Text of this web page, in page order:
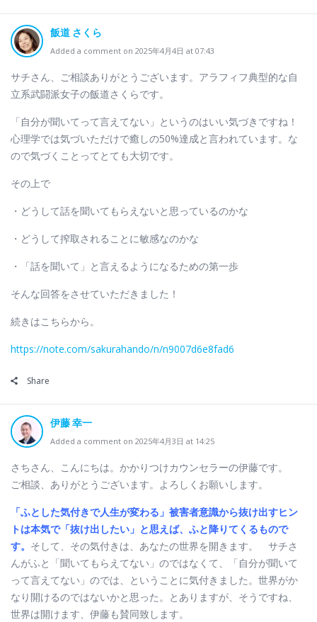
飯道 さくら
Added a comment on 2025年4月4日 at 07:43
サチさん、ご相談ありがとうございます。アラフィフ典型的な自
立系武闘派女子の飯道さくらです。
「自分が聞いてって言えてない」というのはいい気づきですね！
心理学では気づいただけで癒しの50%達成と言われています。な
ので気づくことってとても大切です。
その上で
・どうして話を聞いてもらえないと思っているのかな
・どうして搾取されることに敏感なのかな
・「話を聞いて」と言えるようになるための第一歩
そんな回答をさせていただきました！
続きはこちらから。
https://note.com/sakurahando/n/n9007d6e8fad6
Share
伊藤 幸一
Added a comment on 2025年4月3日 at 14:25
さちさん、こんにちは。かかりつけカウンセラーの伊藤です。
ご相談、ありがとうございます。よろしくお願いします。
「ふとした気付きで人生が変わる」 被害者意識から抜け出すヒン
トは本気で「抜け出したい」と思えば、ふと降りてくるもので
す。 そして、 その気付きは、あなたの世界を開きます。
サチさ
んがふと「聞いてもらえてない」のではなくて、「自分が聞いて
って言えてない」のでは、ということに気付きました。世界がか
なり開けるのではないかと思った。とありますが、そうですね、
世界は開けます、伊藤も賛同致します。